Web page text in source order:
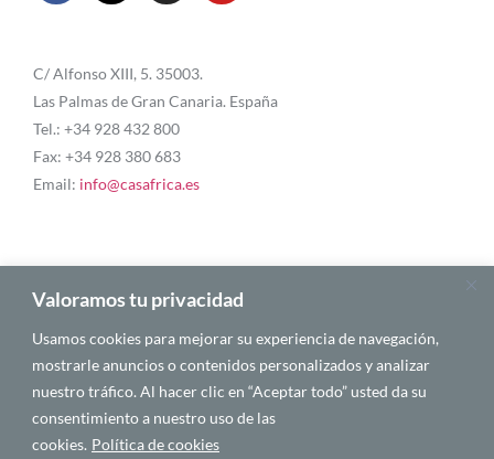
Valoramos tu privacidad
Usamos cookies para mejorar su experiencia de navegación,
mostrarle anuncios o contenidos personalizados y analizar
nuestro tráfico. Al hacer clic en “Aceptar todo” usted da su
consentimiento a nuestro uso de las
cookies. Política de cookies
C/ Alfonso XIII, 5. 35003.
Las Palmas de Gran Canaria. España
Tel.: +34 928 432 800
Fax: +34 928 380 683
Email: info@casafrica.es
Blog
Quiénes somos
Autores
Español